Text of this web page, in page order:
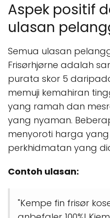
Aspek positif
ulasan
Semua ulasan
Frisørhjørne adalah
purata skor 5
memuji kemahiran
yang ramah dan
yang nyaman.
menyoroti harga
perkhidmatan yang
Contoh ulasan:
"Kempe fin frisør